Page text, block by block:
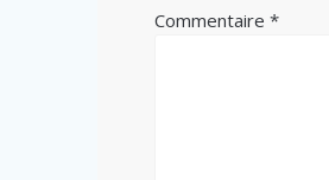
Commentaire*